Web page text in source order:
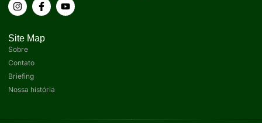
Site Map
Sobre
Contato
Briefing
Nossa história